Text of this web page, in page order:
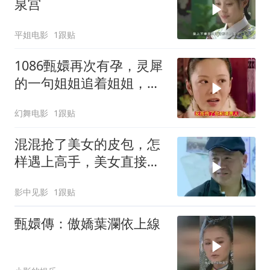
泉宫
平姐电影 1跟贴
1086甄嬛再次有孕，灵犀
的一句姐姐追着姐姐，让
鲨了皇后
幻舞电影 1跟贴
混混抢了美女的皮包，怎
样遇上高手，美女直接教
影中见影 1跟贴
甄嬛傳：傲嬌葉瀾依上線